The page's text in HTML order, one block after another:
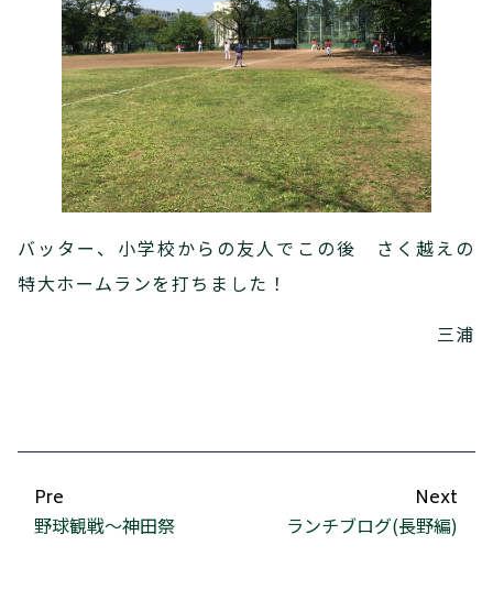
バッター、小学校からの友人でこの後 さく越えの
特大ホームランを打ちました！
三浦
Pre
野球観戦～神田祭
Next
ランチブログ(長野編)